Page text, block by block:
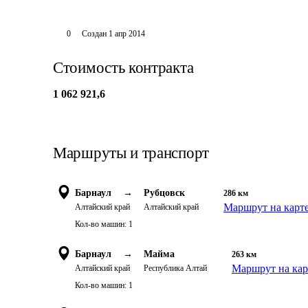
0 Создан 1 апр 2014
Стоимость контракта
1 062 921,6
Маршруты и транспорт
Барнаул →
Алтайский край
Рубцовск
Алтайский край
286 км
Маршрут на
Кол-во машин: 1
Барнаул →
Алтайский край
Майма
Республика Алтай
263 км
Маршрут на
Кол-во машин: 1